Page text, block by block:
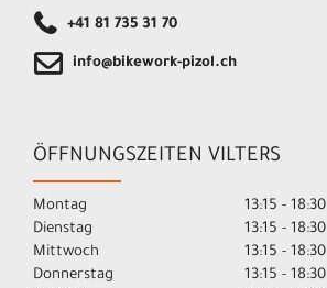
+41 81 735 31 70
info@bikework-pizol.ch
ÖFFNUNGSZEITEN VILTERS
Montag
13:15 - 18:30
Dienstag
13:15 - 18:30
Mittwoch
13:15 - 18:30
Donnerstag
13:15 - 18:30